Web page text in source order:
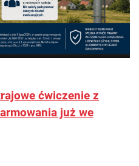
ćwiczenie z
już we